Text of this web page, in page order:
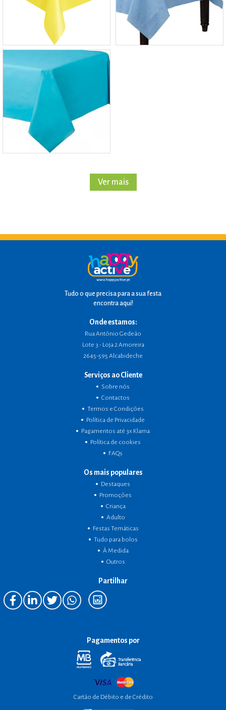
Ver mais
Tudo o que precisa para a sua festa
encontra aqui!
Onde estamos:
Rua António Gedeão
Lote 3 - Loja 2 Amoreira
2645-595 Alcabideche
Serviços ao Cliente
Sobre nós
Contactos
Termos e Condições
Política de Privacidade
Pagamentos até 3x Klarna
Política de cookies
FAQs
Os mais populares
Destaques
Promoções
Criança
Adulto
Festas Temáticas
Tudo para bolos
À Medida
Outros
Partilhar
Pagamentos por
Cartão de Débito e de Crédito